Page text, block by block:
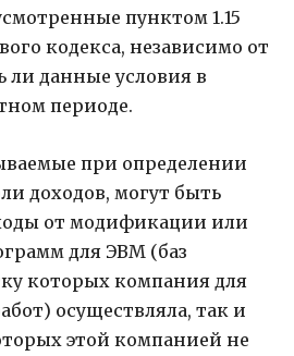
пунктом 1.15
кодекса, независимо от
ли данные условия в
периоде.
при определении
доходов, могут быть
от модификации или
для ЭВМ (баз
которых компания для
осуществляла, так и
этой компанией не